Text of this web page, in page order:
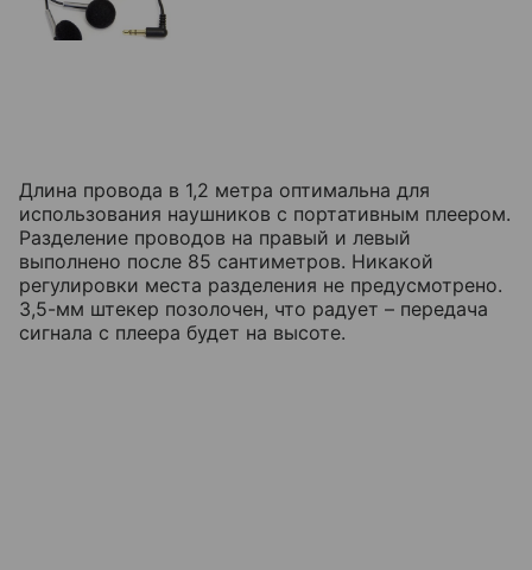
Длина провода в 1,2 метра оптимальна для
использования наушников с портативным плеером.
Разделение проводов на правый и левый
выполнено после 85 сантиметров. Никакой
регулировки места разделения не предусмотрено.
3,5-мм штекер позолочен, что радует – передача
сигнала с плеера будет на высоте.